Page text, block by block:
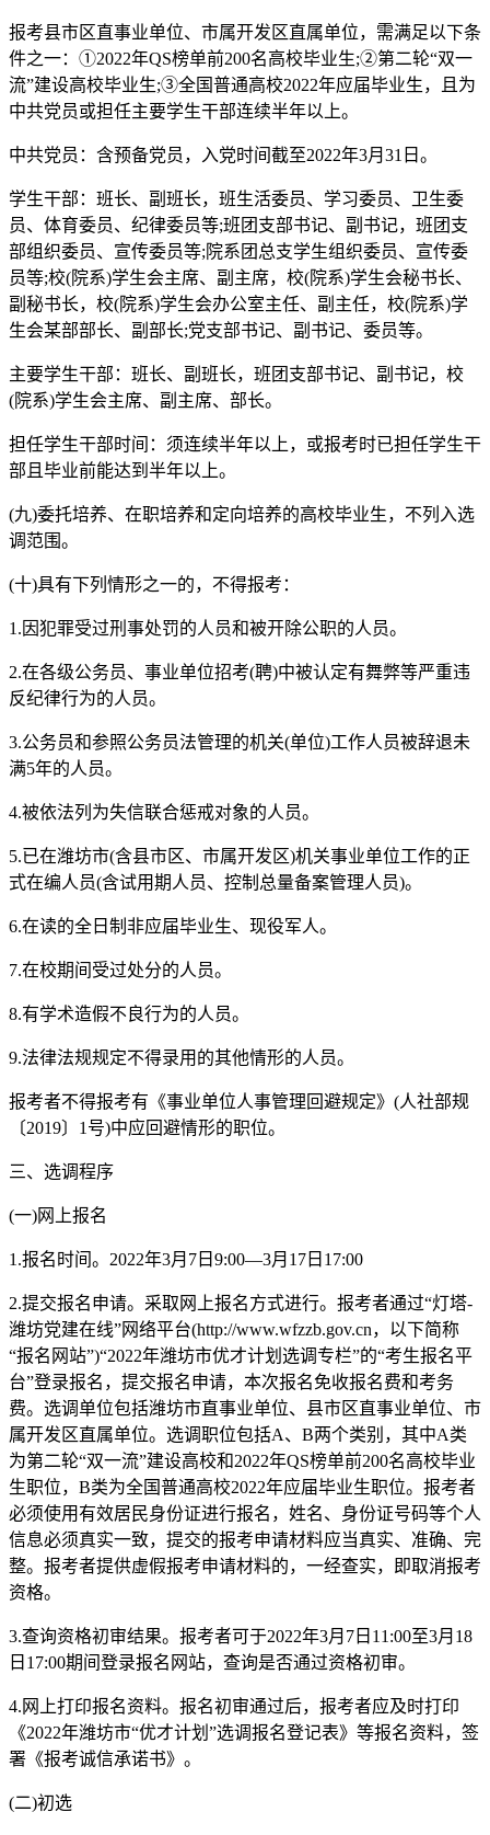
报考县市区直事业单位、市属开发区直属单位，需满足以下条
件之一：①2022年QS榜单前200名高校毕业生;②第二轮“双一
流”建设高校毕业生;③全国普通高校2022年应届毕业生，且为
中共党员或担任主要学生干部连续半年以上。
中共党员：含预备党员，入党时间截至2022年3月31日。
学生干部：班长、副班长，班生活委员、学习委员、卫生委
员、体育委员、纪律委员等;班团支部书记、副书记，班团支
部组织委员、宣传委员等;院系团总支学生组织委员、宣传委
员等;校(院系)学生会主席、副主席，校(院系)学生会秘书长、
副秘书长，校(院系)学生会办公室主任、副主任，校(院系)学
生会某部部长、副部长;党支部书记、副书记、委员等。
主要学生干部：班长、副班长，班团支部书记、副书记，校
(院系)学生会主席、副主席、部长。
担任学生干部时间：须连续半年以上，或报考时已担任学生干
部且毕业前能达到半年以上。
(九)委托培养、在职培养和定向培养的高校毕业生，不列入选
调范围。
(十)具有下列情形之一的，不得报考：
1.因犯罪受过刑事处罚的人员和被开除公职的人员。
2.在各级公务员、事业单位招考(聘)中被认定有舞弊等严重违
反纪律行为的人员。
3.公务员和参照公务员法管理的机关(单位)工作人员被辞退未
满5年的人员。
4.被依法列为失信联合惩戒对象的人员。
5.已在潍坊市(含县市区、市属开发区)机关事业单位工作的正
式在编人员(含试用期人员、控制总量备案管理人员)。
6.在读的全日制非应届毕业生、现役军人。
7.在校期间受过处分的人员。
8.有学术造假不良行为的人员。
9.法律法规规定不得录用的其他情形的人员。
报考者不得报考有《事业单位人事管理回避规定》(人社部规
〔2019〕1号)中应回避情形的职位。
三、选调程序
(一)网上报名
1.报名时间。2022年3月7日9:00—3月17日17:00
2.提交报名申请。采取网上报名方式进行。报考者通过“灯塔-
潍坊党建在线”网络平台(http://www.wfzzb.gov.cn，以下简称
“报名网站”)“2022年潍坊市优才计划选调专栏”的“考生报名平
台”登录报名，提交报名申请，本次报名免收报名费和考务
费。选调单位包括潍坊市直事业单位、县市区直事业单位、市
属开发区直属单位。选调职位包括A、B两个类别，其中A类
为第二轮“双一流”建设高校和2022年QS榜单前200名高校毕业
生职位，B类为全国普通高校2022年应届毕业生职位。报考者
必须使用有效居民身份证进行报名，姓名、身份证号码等个人
信息必须真实一致，提交的报考申请材料应当真实、准确、完
整。报考者提供虚假报考申请材料的，一经查实，即取消报考
资格。
3.查询资格初审结果。报考者可于2022年3月7日11:00至3月18
日17:00期间登录报名网站，查询是否通过资格初审。
4.网上打印报名资料。报名初审通过后，报考者应及时打印
《2022年潍坊市“优才计划”选调报名登记表》等报名资料，签
署《报考诚信承诺书》。
(二)初选